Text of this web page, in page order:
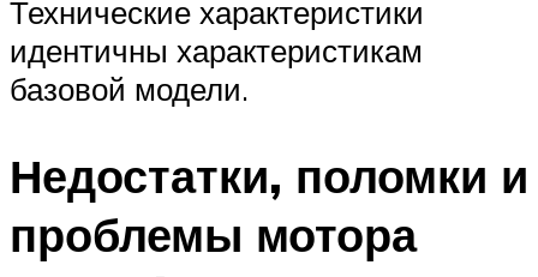
Технические характеристики
идентичны характеристикам
базовой модели.
Недостатки, поломки и
проблемы мотора